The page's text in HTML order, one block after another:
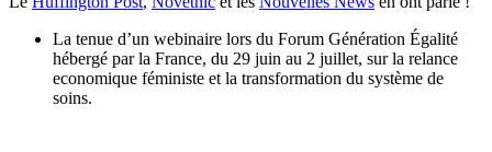
La tenue d’un webinaire lors du Forum Génération Égalité
hébergé par la France, du 29 juin au 2 juillet, sur la relance
economique féministe et la transformation du système de
soins.